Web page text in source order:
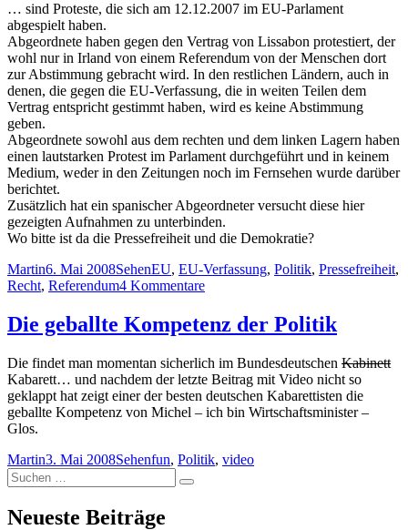
… sind Proteste, die sich am 12.12.2007 im EU-Parlament
abgespielt haben.
Abgeordnete haben gegen den Vertrag von Lissabon protestiert, der
wohl nur in Irland von einem Referendum von der Menschen dort
zur Abstimmung gebracht wird. In den restlichen Ländern, auch in
denen, die gegen die EU-Verfassung, die in weiten Teilen dem
Vertrag entspricht gestimmt haben, wird es keine Abstimmung
geben.
Abgeordnete sowohl aus dem rechten und dem linken Lagern haben
einen lautstarken Protest im Parlament durchgeführt und in keinem
Medium, weder in den Zeitungen noch im Fernsehen wurde darüber
berichtet.
Zusätzlich hat ein spanischer Abgeordneter versucht diese hier
gezeigten Aufnahmen zu unterbinden.
Wo bitte ist da die Pressefreiheit und die Demokratie?
Autor
MartinVeröffentlicht
am
6. Mai 2008Kategorien
SehenSchlagwörter
EU, EU-Verfassung, Politik, Pressefreiheit,
Recht, Referendum4 Kommentarezu
wohl
im
Fernsehen
sehen
werden…
Die geballte Kompetenz der Politik
Die findet man momentan sicherlich im Bundesdeutschen Kabinett
Kabarett… und nachdem der letzte Beitrag mit Video nicht so
geklappt hat zeigt einer der besten deutschen Kabarettisten die
geballte Kompetenz von Michel – ich bin Wirtschaftsminister –
Glos.
Autor
MartinVeröffentlicht
am
3. Mai 2008Kategorien
SehenSchlagwörter
fun, Politik, video
Suchen
nach:
Suchen
Neueste Beiträge